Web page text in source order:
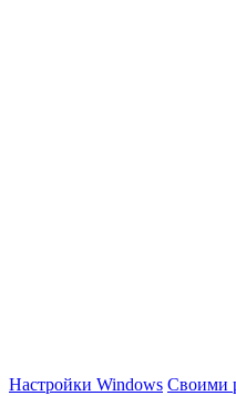
Настройки Windows Своими